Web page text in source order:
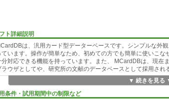
ト詳細説明
は、汎用カード型データーベースです。シンプルな外
ています。操作が簡単なため、初めての方でも簡単に使いこ
分対応できる機能を持っています。また、 MCardDBは、現在
ラウザとしてや、研究所の文献のデータベースとして採用され
MCardDBの特徴を簡単に紹介します ■■■
▼ 続きを見る
条件・試用期間中の制限など